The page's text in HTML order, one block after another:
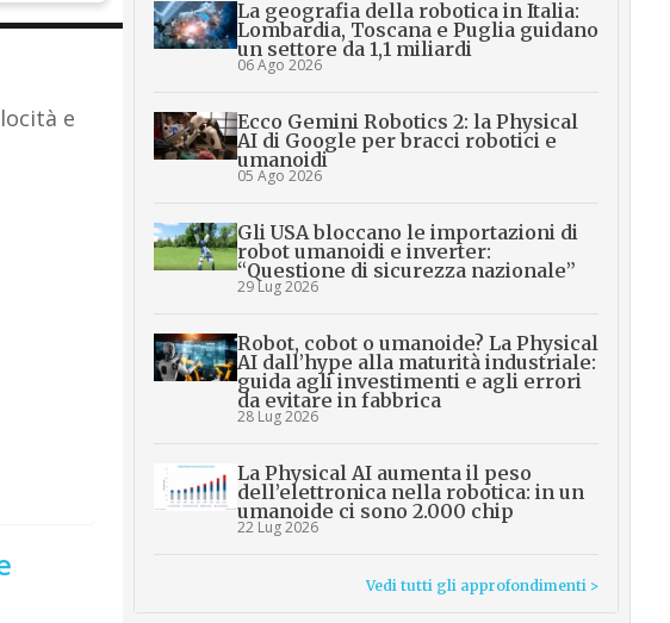
e
La geografia della robotica in Italia:
Lombardia, Toscana e Puglia guidano
un settore da 1,1 miliardi
06 Ago 2026
Ecco Gemini Robotics 2: la Physical
AI di Google per bracci robotici e
umanoidi
05 Ago 2026
Gli USA bloccano le importazioni di
robot umanoidi e inverter:
“Questione di sicurezza nazionale”
29 Lug 2026
Robot, cobot o umanoide? La Physical
AI dall’hype alla maturità industriale:
guida agli investimenti e agli errori
da evitare in fabbrica
28 Lug 2026
La Physical AI aumenta il peso
dell’elettronica nella robotica: in un
umanoide ci sono 2.000 chip
22 Lug 2026
Vedi tutti gli approfondimenti >